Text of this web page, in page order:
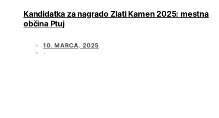
Kandidatka za nagrado Zlati Kamen 2025: mestna
občina Ptuj
10. MARCA, 2025